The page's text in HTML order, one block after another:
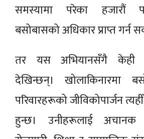
समस्यामा परेका हजारौं
बसोबासको अधिकार प्राप्त गर्न
तर यस अभियानसँगै केही
देखिन्छन्। खोलाकिनारमा
परिवारहरूको जीविकोपार्जन
हुन्छ। उनीहरूलाई अचानक